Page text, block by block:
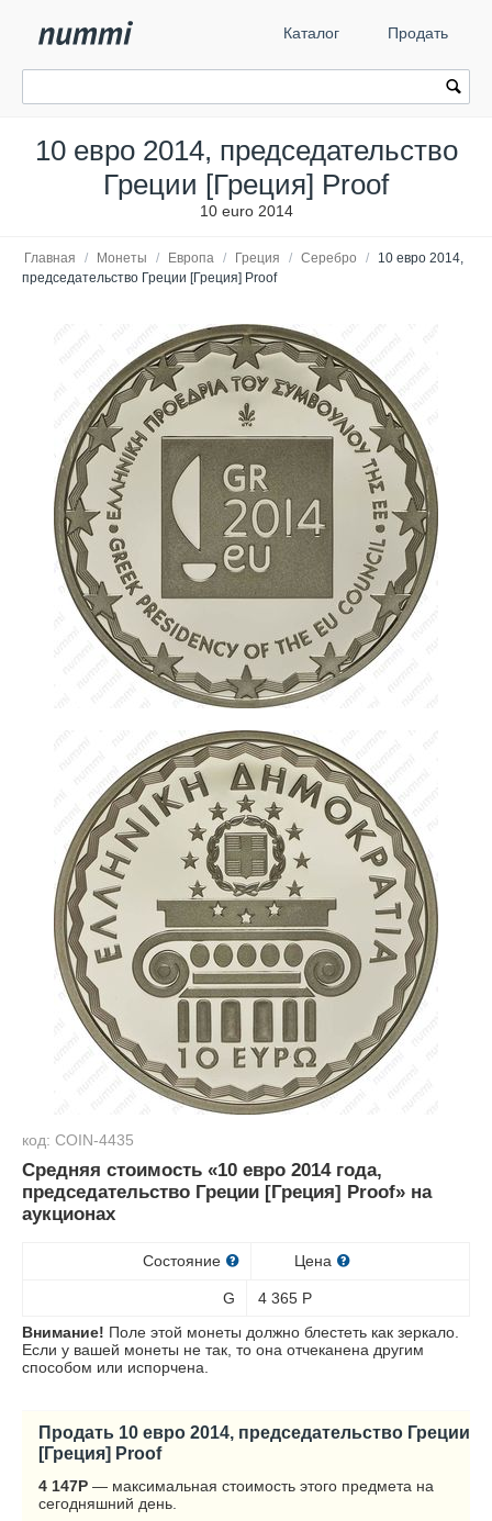
Каталог Продать
10 евро 2014, председательство
Греции [Греция] Proof
10 euro 2014
Главная / Монеты / Европа / Греция / Серебро /
10 евро 2014,
председательство Греции [Греция] Proof
код: COIN-4435
Средняя стоимость «10 евро 2014 года,
председательство Греции [Греция] Proof» на
аукционах
Состояние Цена
G 4 365 Р
Внимание! Поле этой монеты должно блестеть как зеркало.
Если у вашей монеты не так, то она отчеканена другим
способом или испорчена.
Продать 10 евро 2014, председательство Греции
[Греция] Proof
4 147Р — максимальная стоимость этого предмета на
сегодняшний день.